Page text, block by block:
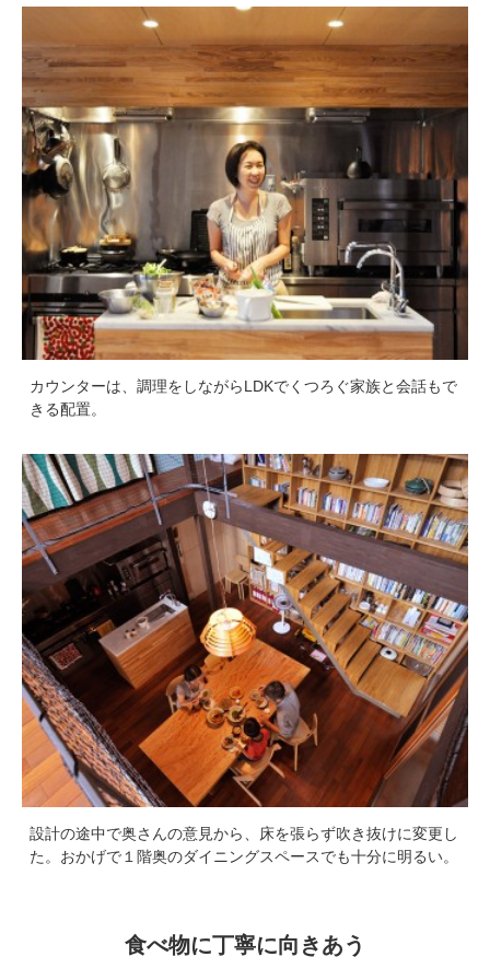
カウンターは、調理をしながらLDKでくつろぐ家族と会話もで
きる配置。
設計の途中で奥さんの意見から、床を張らず吹き抜けに変更し
た。おかげで１階奥のダイニングスペースでも十分に明るい。
食べ物に丁寧に向きあう